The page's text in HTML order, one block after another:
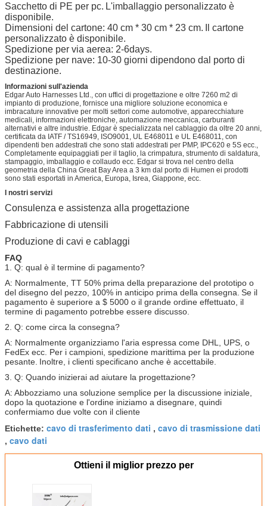
Sacchetto di PE per pc. L'imballaggio personalizzato è
disponibile.
Dimensioni del cartone: 40 cm * 30 cm * 23 cm.
Il cartone
personalizzato è disponibile.
Spedizione per via aerea: 2-6days.
Spedizione per nave: 10-30 giorni dipendono dal porto di
destinazione.
Informazioni sull'azienda
Edgar Auto Harnesses Ltd., con uffici di progettazione e oltre 7260 m2 di
impianto di produzione, fornisce una migliore soluzione economica e
imbracature innovative per molti settori come automotive, apparecchiature
medicali, informazioni elettroniche, automazione meccanica, carburanti
alternativi e altre industrie. Edgar è specializzata nel cablaggio da oltre 20 anni,
certificata da IATF / TS16949, ISO9001, UL E468011 e UL E468011, con
dipendenti ben addestrati che sono stati addestrati per PMP, IPC620 e 5S ecc.,
Completamente equipaggiati per il taglio, la crimpatura, strumento di saldatura,
stampaggio, imballaggio e collaudo ecc. Edgar si trova nel centro della
geometria della China Great Bay Area a 3 km dal porto di Humen ei prodotti
sono stati esportati in America, Europa, Isrea, Giappone, ecc.
I nostri servizi
Consulenza e assistenza alla progettazione
Fabbricazione di utensili
Produzione di cavi e cablaggi
FAQ
1. Q: qual è il termine di pagamento?
A: Normalmente, TT 50% prima della preparazione del prototipo o
del disegno del pezzo, 100% in anticipo prima della consegna. Se il
pagamento è superiore a $ 5000 o il grande ordine effettuato, il
termine di pagamento potrebbe essere discusso.
2. Q: come circa la consegna?
A: Normalmente organizziamo l'aria espressa come DHL, UPS, o
FedEx ecc. Per i campioni, spedizione marittima per la produzione
pesante. Inoltre, i clienti specificano anche è accettabile.
3. Q: Quando inizierai ad aiutare la progettazione?
A: Abbozziamo una soluzione semplice per la discussione iniziale,
dopo la quotazione e l'ordine iniziamo a disegnare, quindi
confermiamo due volte con il cliente
Etichette: cavo di trasferimento dati , cavo di trasmissione dati
, cavo dati
Ottieni il miglior prezzo per